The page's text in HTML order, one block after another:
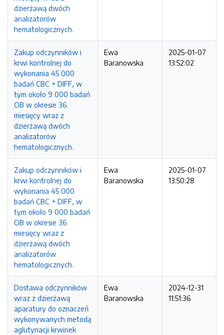
dzierżawą dwóch
analizatorów
hematologicznych.
Zakup odczynników i
krwi kontrolnej do
wykonania 45 000
badań CBC + DIFF, w
tym około 9 000 badań
OB w okresie 36
miesięcy wraz z
dzierżawą dwóch
analizatorów
hematologicznych.
Ewa
Baranowska
2025-01-07
13:52:02
Zakup odczynników i
krwi kontrolnej do
wykonania 45 000
badań CBC + DIFF, w
tym około 9 000 badań
OB w okresie 36
miesięcy wraz z
dzierżawą dwóch
analizatorów
hematologicznych.
Ewa
Baranowska
2025-01-07
13:50:28
Dostawa odczynników
wraz z dzierżawą
aparatury do oznaczeń
wykonywanych metodą
aglutynacji krwinek
Ewa
Baranowska
2024-12-31
11:51:36